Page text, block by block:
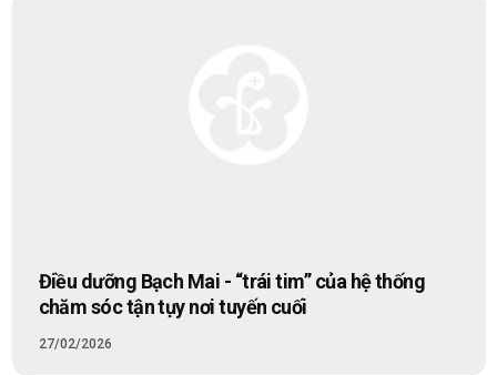
Điều dưỡng Bạch Mai - “trái tim” của hệ thống
chăm sóc tận tụy nơi tuyến cuối
27/02/2026